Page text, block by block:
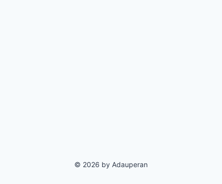
© 2026 by Adauperan